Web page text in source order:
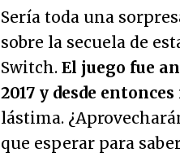
Sería toda una
sobre la secuela de
Switch. El juego fue
2017 y desde
lástima.
que esperar para